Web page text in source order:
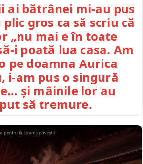
ai bătrânei mi-au pus
gros ca să scriu că
„nu mai e în toate
i poată lua casa. Am
pe doamna Aurica
i-am pus o singură
și mâinile lor au
să tremure.